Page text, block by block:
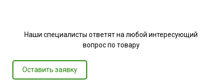
Наши специалисты ответят на любой интересующий
вопрос по товару
Оставить заявку